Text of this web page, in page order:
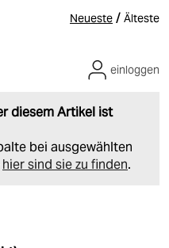
Neueste / Älteste
diesem Artikel ist
bei ausgewählten
hier sind sie zu finden.
einloggen